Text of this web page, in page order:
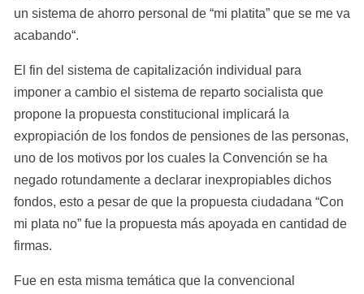
un sistema de ahorro personal de “mi platita” que se me va
acabando“.
El fin del sistema de capitalización individual para
imponer a cambio el sistema de reparto socialista que
propone la propuesta constitucional implicará la
expropiación de los fondos de pensiones de las personas,
uno de los motivos por los cuales la Convención se ha
negado rotundamente a declarar inexpropiables dichos
fondos, esto a pesar de que la propuesta ciudadana “Con
mi plata no” fue la propuesta más apoyada en cantidad de
firmas.
Fue en esta misma temática que la convencional